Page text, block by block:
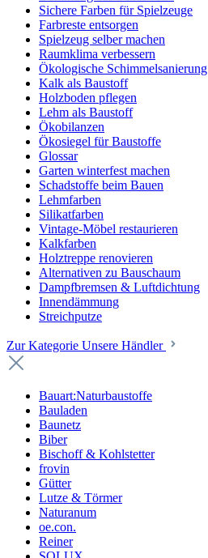
Sichere Farben für Spielzeuge
Farbreste entsorgen
Spielzeug selber machen
Raumklima verbessern
Ökologische Schimmelsanierung
Kalk als Baustoff
Holzboden pflegen
Lehm als Baustoff
Ökobilanzen
Ökosiegel für Baustoffe
Glossar
Garten winterfest machen
Schadstoffe beim Bauen
Lehmfarben
Silikatfarben
Vintage-Möbel restaurieren
Kalkfarben
Holztreppe renovieren
Alternativen zu Bauschaum
Dampfbremsen & Luftdichtung
Innendämmung
Streichputze
Zur Kategorie Unsere Händler
Bauart:Naturbaustoffe
Bauladen
Baunetz
Biber
Bischoff & Kohlstetter
frovin
Gütter
Lutze & Törmer
Naturanum
oe.con.
Reiner